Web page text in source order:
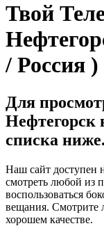
Твой
/ Россия )
Для
Нефтегорск
списка ниже.
Наш сайт доступен
смотреть любой из
воспользоваться
вещания. Смотрите
хорошем качестве.